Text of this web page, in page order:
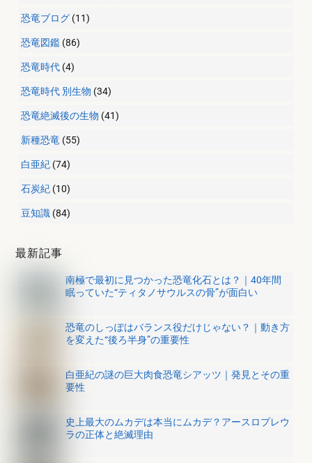
恐竜ブログ (11)
恐竜図鑑 (86)
恐竜時代 (4)
恐竜時代 別生物 (34)
恐竜絶滅後の生物 (41)
新種恐竜 (55)
白亜紀 (74)
石炭紀 (10)
豆知識 (84)
最新記事
南極で最初に見つかった恐竜化石とは？｜40年間
眠っていた“ティタノサウルスの骨”が面白い
恐竜のしっぽはバランス役だけじゃない？｜動き方
を変えた“後ろ半身”の重要性
白亜紀の謎の巨大肉食恐竜シアッツ｜発見とその重
要性
史上最大のムカデは本当にムカデ？アースロプレウ
ラの正体と絶滅理由